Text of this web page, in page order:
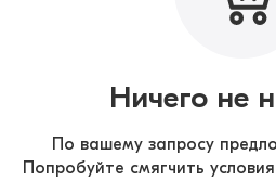
Ничего не
По вашему запросу
Попробуйте смягчить